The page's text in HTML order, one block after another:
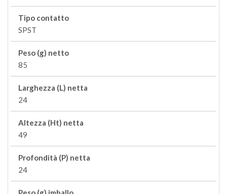
Tipo contatto
SPST
Peso (g) netto
85
Larghezza (L) netta
24
Altezza (Ht) netta
49
Profondità (P) netta
24